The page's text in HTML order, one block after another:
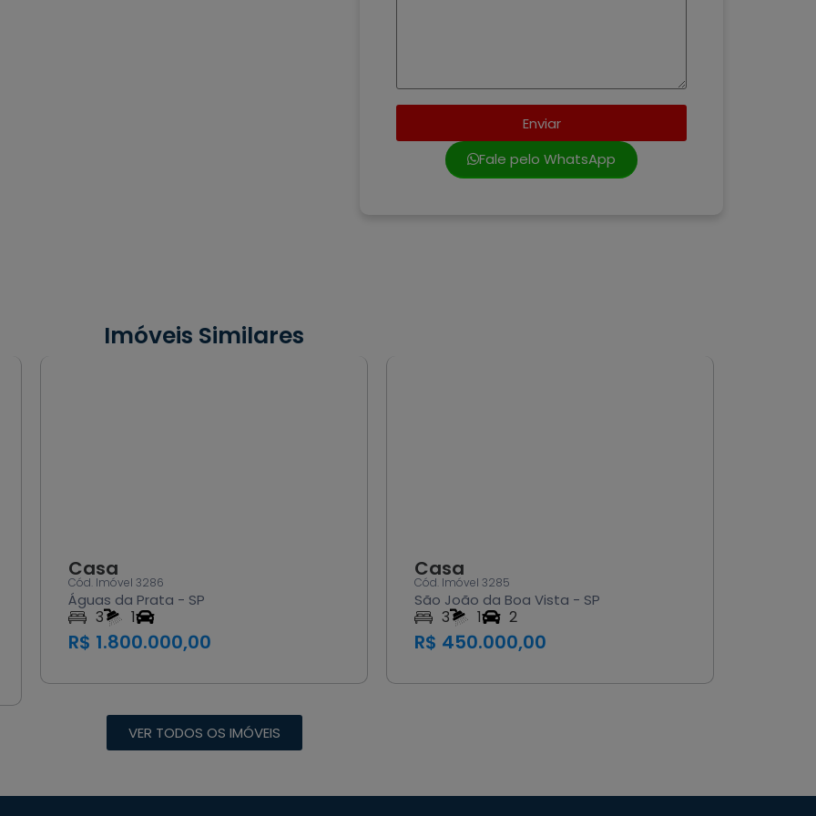
Enviar
Fale pelo WhatsApp
Imóveis Similares
Casa
Cód. Imóvel 3286
Águas da Prata - SP
3 1
R$ 1.800.000,00
Casa
Cód. Imóvel 3285
São João da Boa Vista - SP
3 1 2
R$ 450.000,00
VER TODOS OS IMÓVEIS